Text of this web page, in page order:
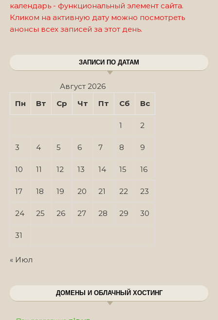
календарь - функциональный элемент сайта.
Кликом на активную дату можно посмотреть
анонсы всех записей за этот день.
ЗАПИСИ ПО ДАТАМ
Август 2026
Пн
Вт Ср Чт Пт Сб Вс
1 2
3 4 5 6 7 8 9
10 11 12 13 14 15 16
17 18 19 20 21 22 23
24 25 26 27 28 29 30
31
« Июл
ДОМЕНЫ И ОБЛАЧНЫЙ ХОСТИНГ